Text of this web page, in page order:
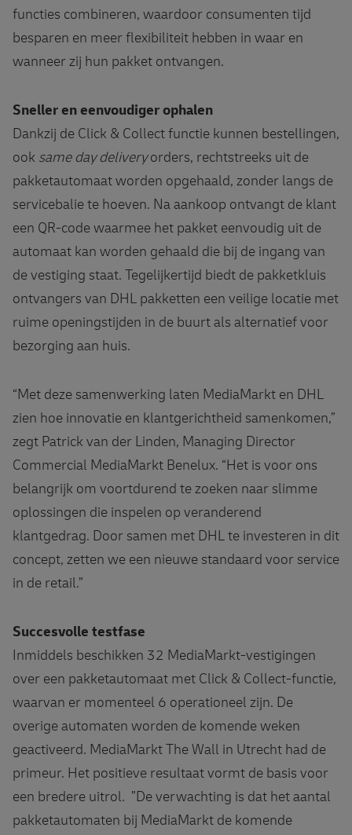
functies combineren, waardoor consumenten tijd
besparen en meer flexibiliteit hebben in waar en
wanneer zij hun pakket ontvangen.
Sneller en eenvoudiger ophalen
Dankzij de Click & Collect functie kunnen bestellingen,
ook same day deliveryorders, rechtstreeks uit de
pakketautomaat worden opgehaald, zonder langs de
servicebalie te hoeven. Na aankoop ontvangt de klant
een QR-code waarmee het pakket eenvoudig uit de
automaat kan worden gehaald die bij de ingang van
de vestiging staat. Tegelijkertijd biedt de pakketkluis
ontvangers van DHL pakketten een veilige locatie met
ruime openingstijden in de buurt als alternatief voor
bezorging aan huis.
“Met deze samenwerking laten MediaMarkt en DHL
zien hoe innovatie en klantgerichtheid samenkomen,”
zegt Patrick van der Linden, Managing Director
Commercial MediaMarkt Benelux. “Het is voor ons
belangrijk om voortdurend te zoeken naar slimme
oplossingen die inspelen op veranderend
klantgedrag. Door samen met DHL te investeren in dit
concept, zetten we een nieuwe standaard voor service
in de retail.”
Succesvolle testfase
Inmiddels beschikken 32 MediaMarkt-vestigingen
over een pakketautomaat met Click & Collect-functie,
waarvan er momenteel 6 operationeel zijn. De
overige automaten worden de komende weken
geactiveerd. MediaMarkt The Wall in Utrecht had de
primeur. Het positieve resultaat vormt de basis voor
een bredere uitrol. ”De verwachting is dat het aantal
pakketautomaten bij MediaMarkt de komende